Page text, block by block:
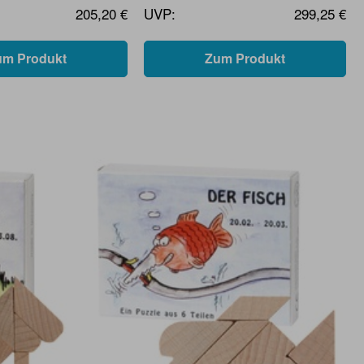
205,20 €
Produkt
UVP: 299,25 €
Zum Produkt